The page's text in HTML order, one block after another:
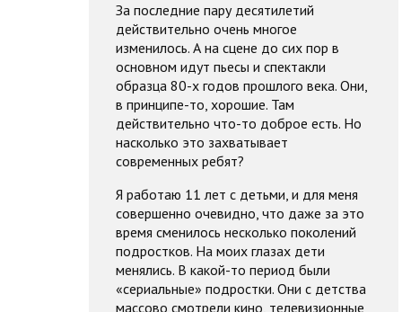
За последние пару десятилетий
действительно очень многое
изменилось. А на сцене до сих пор в
основном идут пьесы и спектакли
образца 80-х годов прошлого века. Они,
в принципе-то, хорошие. Там
действительно что-то доброе есть. Но
насколько это захватывает
современных ребят?
Я работаю 11 лет с детьми, и для меня
совершенно очевидно, что даже за это
время сменилось несколько поколений
подростков. На моих глазах дети
менялись. В какой-то период были
«сериальные» подростки. Они с детства
массово смотрели кино, телевизионные